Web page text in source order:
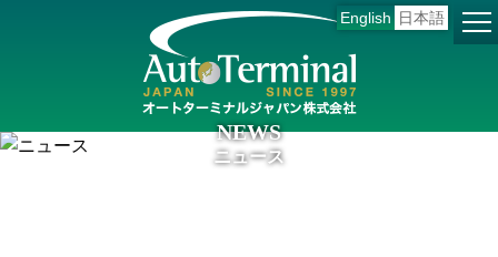
English 日本語
NEWS
ニュース